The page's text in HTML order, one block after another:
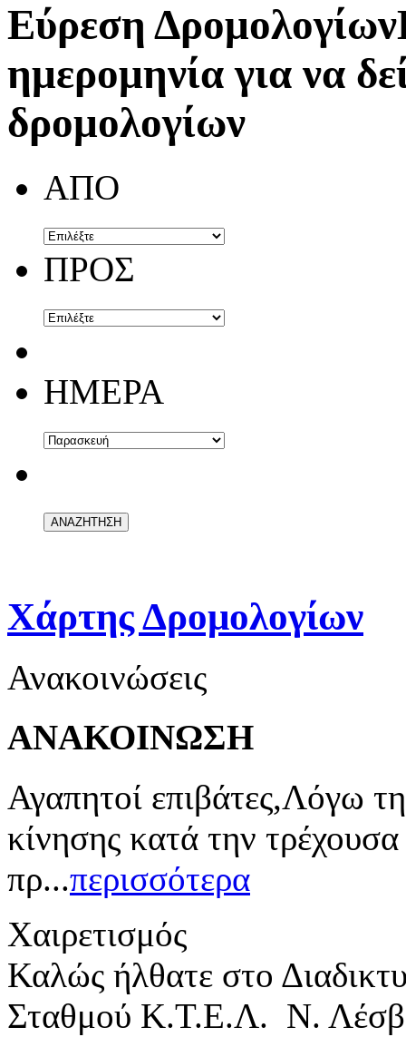
Εύρεση Δρομολογίων
ημερομηνία για να
δρομολογίων
ΑΠΟ
ΠΡΟΣ
ΗΜΕΡΑ
Χάρτης Δρομολογίων
Ανακοινώσεις
ΑΝΑΚΟΙΝΩΣΗ
Αγαπητοί επιβάτες,Λόγω
κίνησης κατά την
πρ...περισσότερα
Χαιρετισμός
Καλώς ήλθατε στο
Σταθμού Κ.Τ.Ε.Λ. Ν.